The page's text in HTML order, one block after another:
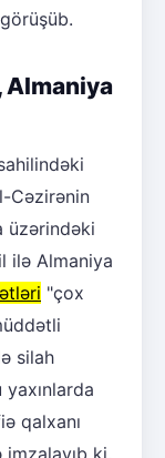
Almaniya
Cəzirənin
üzərindəki
ilə Almaniya
"çox
silah
yaxınlarda
qalxanı